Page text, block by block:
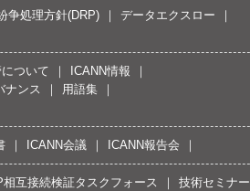
争処理方針(DRP)
データエクスロー
ついて
ICANN情報
ナンス
用語集
ICANN会議 ICANN報告会
互接続検証タスクフォース
技術セミナー